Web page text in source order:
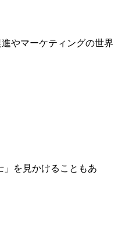
やマーケティングの世界
」を見かけることもあ